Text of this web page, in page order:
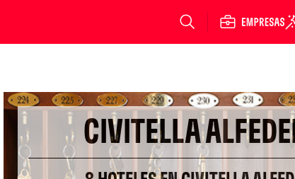
CIVITELLA